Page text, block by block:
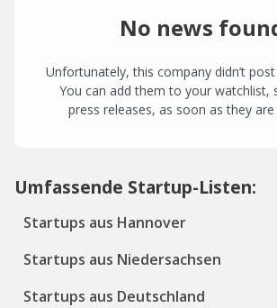
No news
Unfortunately, this company didn’t
You can add them to your watchlist,
press releases, as soon as they are
Umfassende Startup-Listen:
Startups aus Hannover
Startups aus Niedersachsen
Startups aus Deutschland